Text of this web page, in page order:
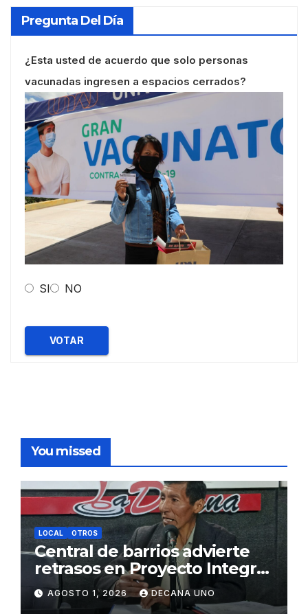
Pregunta Del Día
¿Esta usted de acuerdo que solo personas
vacunadas ingresen a espacios cerrados?
SI NO
VOTAR
You missed
LOCAL OTROS
Central de barrios advierte
retrasos en Proyecto Integral
de Agua y Alcantarillado para
Juliaca
AGOSTO 1, 2026 DECANA UNO